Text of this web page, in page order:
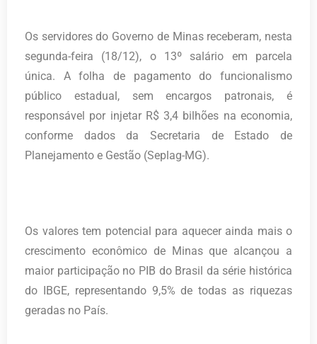
Os servidores do Governo de Minas receberam, nesta
segunda-feira (18/12), o 13º salário em parcela
única. A folha de pagamento do funcionalismo
público estadual, sem encargos patronais, é
responsável por injetar R$ 3,4 bilhões na economia,
conforme dados da Secretaria de Estado de
Planejamento e Gestão (Seplag-MG).
Os valores tem potencial para aquecer ainda mais o
crescimento econômico de Minas que alcançou a
maior participação no PIB do Brasil da série histórica
do IBGE, representando 9,5% de todas as riquezas
geradas no País.